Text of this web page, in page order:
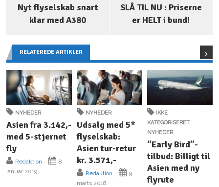
Nyt flyselskab snart
klar med A380
SLÅ TIL NU : Priserne
er HELT i bund!
RELATEREDE ARTIKLER
NYHEDER
Asien fra 3.142,-
med 5-stjernet
fly
Redaktion
8.
januar 2019
NYHEDER
Udsalg med 5*
flyselskab:
Asien tur-retur
kr. 3.571,-
Redaktion
9.
marts 2018
IKKE
KATEGORISERET,
NYHEDER
“Early Bird”-
tilbud: Billigt til
Asien med ny
flyrute